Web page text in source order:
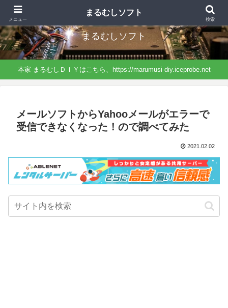
まるむしＤＩＹから分離したサイト、ソフトに特化したネタになっています。
まるむしソフト
本家 まるむしＤＩＹはこちら、https://marumusi-diy.iceprobe.net
メールソフトからYahooメールがエラーで
受信できなくなった！ので調べてみた
2021.02.02
メニュー
まるむしソフト
検索